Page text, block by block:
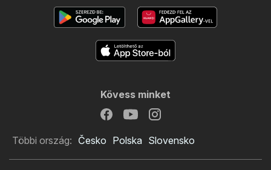
Kövess minket
Többi ország: Česko Polska Slovensko